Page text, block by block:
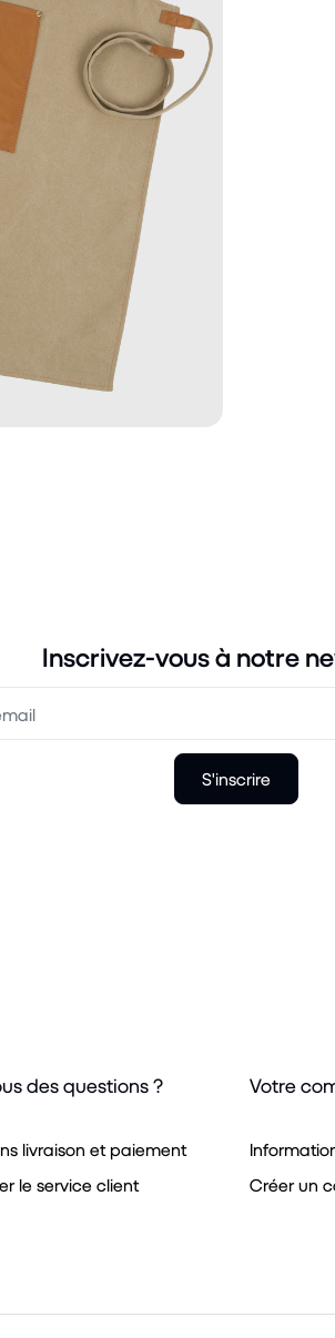
Inscrivez-vous à notre
S'inscrire
des questions ?
livraison et paiement
le service client
Votre
Créer un